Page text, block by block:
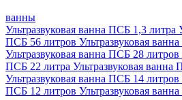
ванны
Ультразвуковая ванна ПСБ 1,3 литра
ПСБ 56 литров Ультразвуковая
Ультразвуковая ванна ПСБ 28 литров
ПСБ 22 литра Ультразвуковая ванна
Ультразвуковая ванна ПСБ 14 литров
ПСБ 12 литров Ультразвуковая